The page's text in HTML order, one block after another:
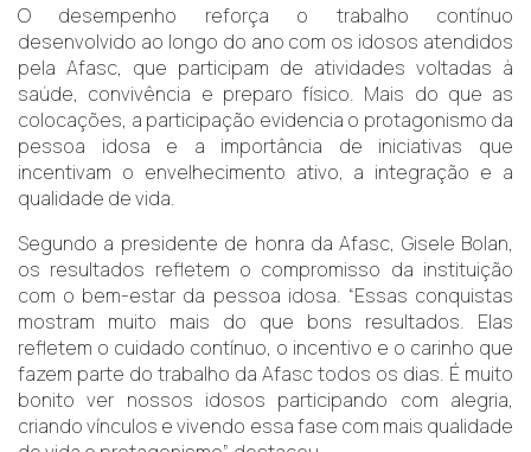
O desempenho reforça o trabalho contínuo
desenvolvido ao longo do ano com os idosos atendidos
pela Afasc, que participam de atividades voltadas à
saúde, convivência e preparo físico. Mais do que as
colocações, a participação evidencia o protagonismo da
pessoa idosa e a importância de iniciativas que
incentivam o envelhecimento ativo, a integração e a
qualidade de vida.
Segundo a presidente de honra da Afasc, Gisele Bolan,
os resultados refletem o compromisso da instituição
com o bem-estar da pessoa idosa. “Essas conquistas
mostram muito mais do que bons resultados. Elas
refletem o cuidado contínuo, o incentivo e o carinho que
fazem parte do trabalho da Afasc todos os dias. É muito
bonito ver nossos idosos participando com alegria,
criando vínculos e vivendo essa fase com mais qualidade